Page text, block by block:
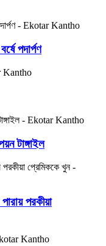
পদার্পণ
টাঙ্গাইল
পরকীয়া